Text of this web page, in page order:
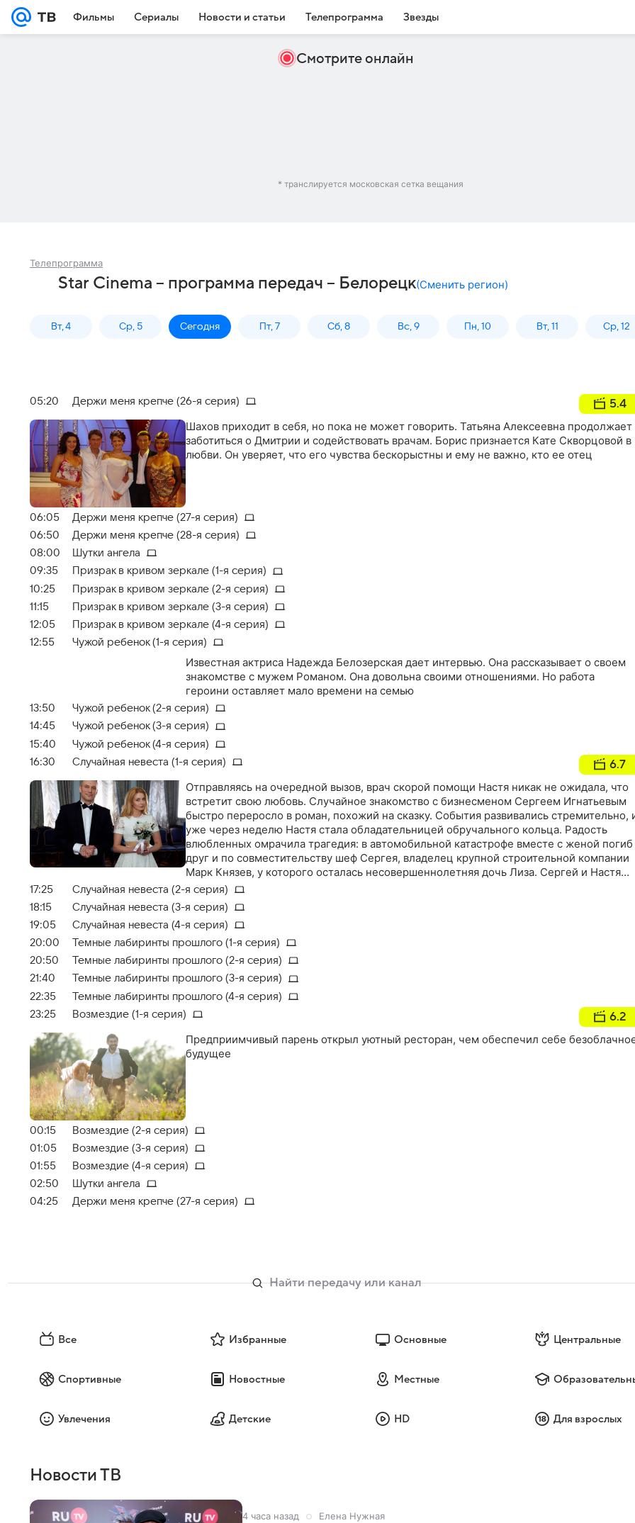
Фильмы Сериалы Новости и статьи Телепрограмма Звезды
Смотрите онлайн
* транслируется московская сетка вещания
Телепрограмма
Star Cinema – программа передач – Белорецк(Сменить регион)
Вт, 4 Ср, 5 Сегодня Пт, 7 Сб, 8 Вс, 9 Пн, 10 Вт, 11 Ср, 12
05:20 Держи меня крепче (26-я серия) 5.4
Шахов приходит в себя, но пока не может говорить. Татьяна Алексеевна продолжает
заботиться о Дмитрии и содействовать врачам. Борис признается Кате Скворцовой в
любви. Он уверяет, что его чувства бескорыстны и ему не важно, кто ее отец
06:05
Держи меня крепче (27-я серия)
06:50
Держи меня крепче (28-я серия)
08:00
Шутки ангела
09:35
Призрак в кривом зеркале (1-я серия)
10:25
Призрак в кривом зеркале (2-я серия)
11:15
Призрак в кривом зеркале (3-я серия)
12:05
Призрак в кривом зеркале (4-я серия)
12:55
Чужой ребенок (1-я серия)
Известная актриса Надежда Белозерская дает интервью. Она рассказывает о своем
знакомстве с мужем Романом. Она довольна своими отношениями. Но работа
героини оставляет мало времени на семью
13:50
Чужой ребенок (2-я серия)
14:45
Чужой ребенок (3-я серия)
15:40
Чужой ребенок (4-я серия)
16:30
Случайная невеста (1-я серия) 6.7
Отправляясь на очередной вызов, врач скорой помощи Настя никак не ожидала, что
встретит свою любовь. Случайное знакомство с бизнесменом Сергеем Игнатьевым
быстро переросло в роман, похожий на сказку. События развивались стремительно,
уже через неделю Настя стала обладательницей обручального кольца. Радость
влюбленных омрачила трагедия: в автомобильной катастрофе вместе с женой погиб
друг и по совместительству шеф Сергея, владелец крупной строительной компании
Марк Князев, у которого осталась несовершеннолетняя дочь Лиза. Сергей и Настя
решили оставить удочерить девочку…
17:25
Случайная невеста (2-я серия)
18:15
Случайная невеста (3-я серия)
19:05
Случайная невеста (4-я серия)
20:00
Темные лабиринты прошлого (1-я серия)
20:50
Темные лабиринты прошлого (2-я серия)
21:40
Темные лабиринты прошлого (3-я серия)
22:35
Темные лабиринты прошлого (4-я серия)
23:25
Возмездие (1-я серия) 6.2
Предприимчивый парень открыл уютный ресторан, чем обеспечил себе
будущее
00:15
Возмездие (2-я серия)
01:05
Возмездие (3-я серия)
01:55
Возмездие (4-я серия)
02:50
Шутки ангела
04:25
Держи меня крепче (27-я серия)
Все Избранные Основные Центральные
Спортивные Новостные Местные
Увлечения Детские HD Для взрослых
Новости ТВ
4 часа назад Елена Нужная